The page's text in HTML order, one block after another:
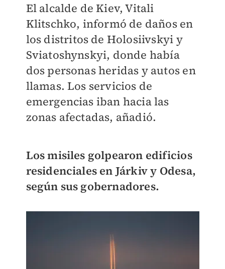
El alcalde de Kiev, Vitali
Klitschko, informó de daños en
los distritos de Holosiivskyi y
Sviatoshynskyi, donde había
dos personas heridas y autos en
llamas. Los servicios de
emergencias iban hacia las
zonas afectadas, añadió.
Los misiles golpearon edificios
residenciales en Járkiv y Odesa,
según sus gobernadores.